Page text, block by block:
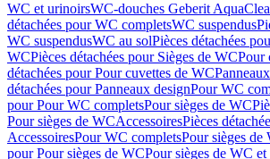
WC et urinoirsWC-douches Geberit
détachées pour WC completsWC suspendus
WC suspendusWC au solPièces détachées
WCPièces détachées pour Sièges de WCPour
détachées pour Pour cuvettes de WC
détachées pour Panneaux designPour WC
pour Pour WC completsPour sièges de WC
Pour sièges de WCAccessoiresPièces
AccessoiresPour WC completsPour sièges de
pour Pour sièges de WCPour sièges de WC